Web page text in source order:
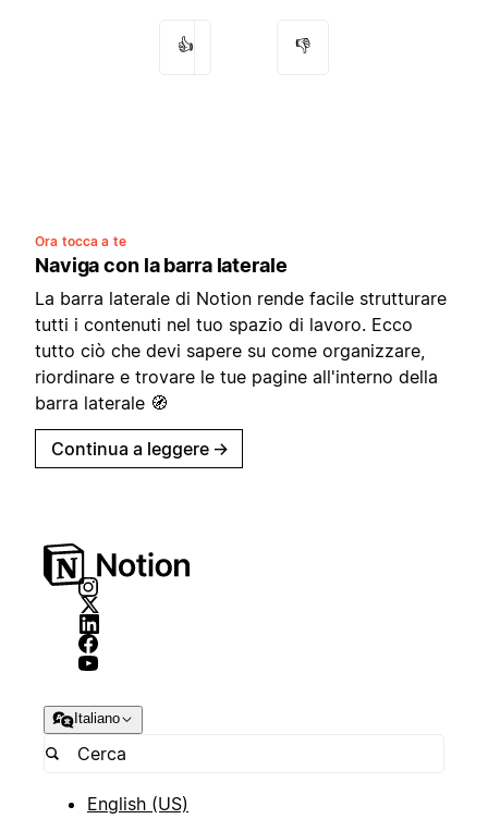
👍 👎
Ora tocca a te
Naviga con la barra laterale
La barra laterale di Notion rende facile strutturare
tutti i contenuti nel tuo spazio di lavoro. Ecco
tutto ciò che devi sapere su come organizzare,
riordinare e trovare le tue pagine all'interno della
barra laterale 🧭
Continua a leggere →
Italiano
English (US)